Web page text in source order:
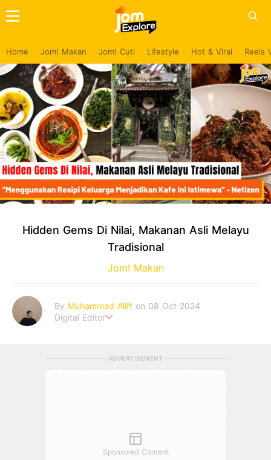
Home Jom! Makan Jom! Cuti Lifestyle Hot & Viral Reels
Hidden Gems Di Nilai, Makanan Asli Melayu
Tradisional
Jom! Makan
By Muhammad Aliff on 08 Oct 2024
Digital Editor
ADVERTISEMENT
Sponsored Content